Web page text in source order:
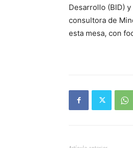
Desarrollo (BID)
consultora de
esta mesa, con